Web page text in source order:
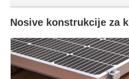
Nosive konstrukcije za
Proizvodi